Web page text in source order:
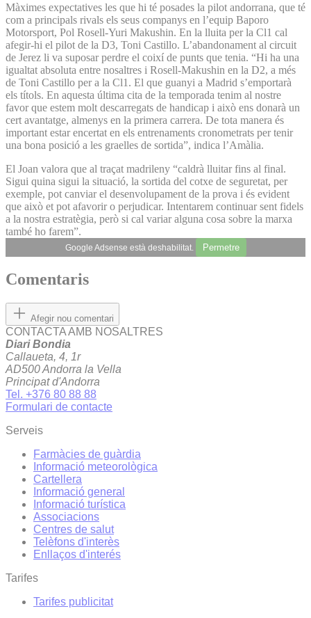
Màximes expectatives les que hi té posades la pilot andorrana, que té
com a principals rivals els seus companys en l’equip Baporo
Motorsport, Pol Rosell-Yuri Makushin. En la lluita per la Cl1 cal
afegir-hi el pilot de la D3, Toni Castillo. L’abandonament al circuit
de Jerez li va suposar perdre el coixí de punts que tenia. “Hi ha una
igualtat absoluta entre nosaltres i Rosell-Makushin en la D2, a més
de Toni Castillo per a la Cl1. El que guanyi a Madrid s’emportarà
els títols. En aquesta última cita de la temporada tenim al nostre
favor que estem molt descarregats de handicap i això ens donarà un
cert avantatge, almenys en la primera carrera. De tota manera és
important estar encertat en els entrenaments cronometrats per tenir
una bona posició a les graelles de sortida”, indica l’Amàlia.
El Joan valora que al traçat madrileny “caldrà lluitar fins al final.
Sigui quina sigui la situació, la sortida del cotxe de seguretat, per
exemple, pot canviar el desenvolupament de la prova i és evident
que això et pot afavorir o perjudicar. Intentarem continuar sent fidels
a la nostra estratègia, però si cal variar alguna cosa sobre la marxa
també ho farem”.
Google Adsense està deshabilitat. Permetre
Comentaris
Afegir nou comentari
CONTACTA AMB NOSALTRES
Diari Bondia
Callaueta, 4, 1r
AD500 Andorra la Vella
Principat d'Andorra
Tel. +376 80 88 88
Formulari de contacte
Serveis
Farmàcies de guàrdia
Informació meteorològica
Cartellera
Informació general
Informació turística
Associacions
Centres de salut
Telèfons d'interès
Enllaços d'interés
Tarifes
Tarifes publicitat